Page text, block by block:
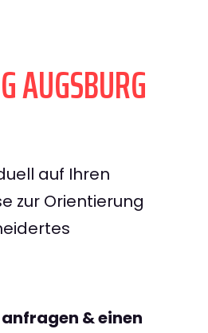
AUGSBURG
auf Ihren
zur Orientierung
& einen